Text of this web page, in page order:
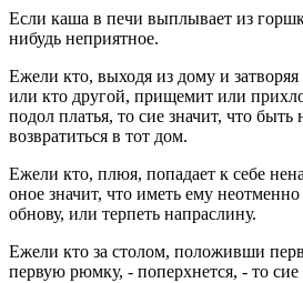
Если каша в печи выплывает из
нибудь неприятное.
Ежели кто, выходя из дому и затворяя
или кто другой, прищемит или
подол платья, то сие значит, что быть
возвратиться в тот дом.
Ежели кто, плюя, попадает к себе
оное значит, что иметь ему
обнову, или терпеть напраслину.
Ежели кто за столом, положивши
первую рюмку, - поперхнется, - то сие